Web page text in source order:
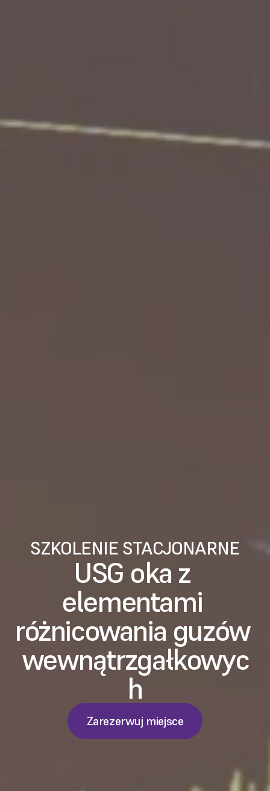
SZKOLENIE STACJONARNE
USG oka z
elementami
różnicowania guzów
wewnątrzgałkowyc
h
Zarezerwuj miejsce